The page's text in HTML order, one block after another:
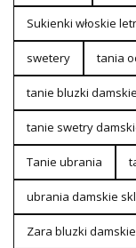
Sukienki włoskie
swetery tania
tanie bluzki damskie
tanie swetry
Tanie ubrania
ubrania damskie
Zara bluzki